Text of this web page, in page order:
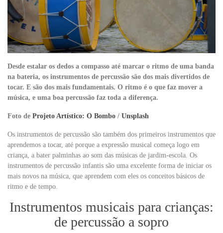
Desde estalar os dedos a compasso até marcar o ritmo de uma banda
na bateria, os instrumentos de percussão são dos mais divertidos de
tocar. E são dos mais fundamentais. O ritmo é o que faz mover a
música, e uma boa percussão faz toda a diferença.
Foto de Projeto Artístico: O Bombo / Unsplash
Os instrumentos de percussão são também dos primeiros instrumentos que
aprendemos a tocar, até porque a expressão musical começa logo em
criança, a bater palminhas ao som das músicas de jardim-escola. Os
instrumentos de percussão infantis são uma excelente forma de iniciar os
mais novos na música, que aprendem com eles os conceitos básicos de
ritmo e de tempo.
Instrumentos musicais para crianças:
de percussão a sopro